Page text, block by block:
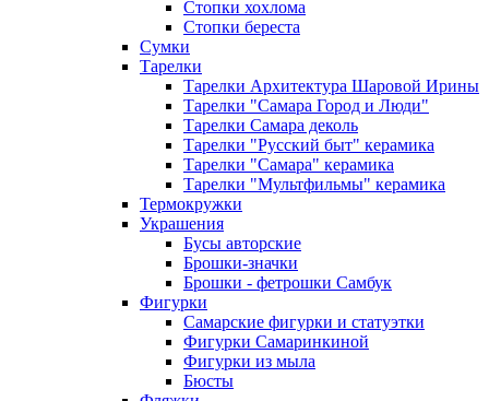
Стопки хохлома
Стопки береста
Сумки
Тарелки
Тарелки Архитектура Шаровой Ирины
Тарелки "Самара Город и Люди"
Тарелки Самара деколь
Тарелки "Русский быт" керамика
Тарелки "Самара" керамика
Тарелки "Мультфильмы" керамика
Термокружки
Украшения
Бусы авторские
Брошки-значки
Брошки - фетрошки Самбук
Фигурки
Самарские фигурки и статуэтки
Фигурки Самаринкиной
Фигурки из мыла
Бюсты